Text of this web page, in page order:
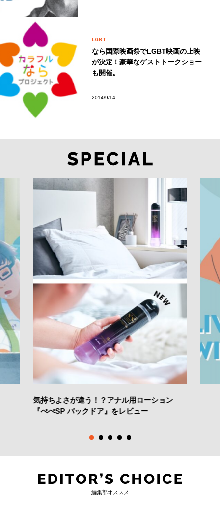
LGBT
なら国際映画祭でLGBT映画の上映
が決定！豪華なゲストトークショー
も開催。
2014/9/14
気持ちよさが違う！？アナル用ローション
『ぺぺSP バックドア』をレビュー
編集部オススメ